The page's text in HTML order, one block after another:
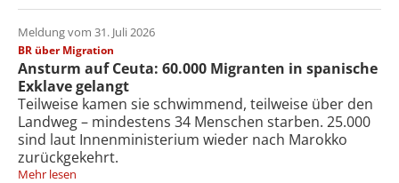
Meldung vom 31. Juli 2026
BR über Migration
Ansturm auf Ceuta: 60.000 Migranten in spanische
Exklave gelangt
Teilweise kamen sie schwimmend, teilweise über den
Landweg – mindestens 34 Menschen starben. 25.000
sind laut Innenministerium wieder nach Marokko
zurückgekehrt.
Mehr lesen